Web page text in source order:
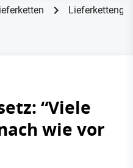
“Viele
wie vor